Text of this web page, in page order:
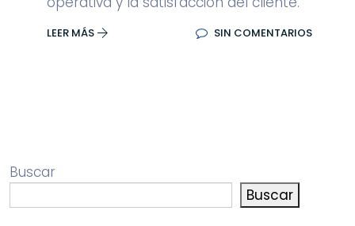
LEER MÁS SIN COMENTARIOS
Buscar
Buscar